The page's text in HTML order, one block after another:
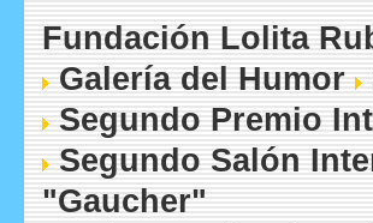
Fundación Lolita
Galería del Humor
Segundo Premio
Segundo Salón
"Gaucher"